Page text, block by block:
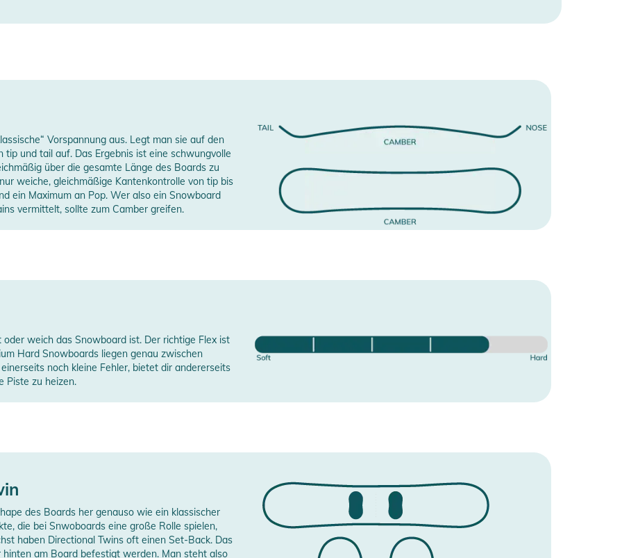
Vorspannung aus. Legt man sie auf den
und tail auf. Das Ergebnis ist eine schwungvolle
über die gesamte Länge des Boards zu
weiche, gleichmäßige Kantenkontrolle von tip bis
ein Maximum an Pop. Wer also ein Snowboard
vermittelt, sollte zum Camber greifen.
weich das Snowboard ist. Der richtige Flex ist
Hard Snowboards liegen genau zwischen
noch kleine Fehler, bietet dir andererseits
Piste zu heizen.
des Boards her genauso wie ein klassischer
die bei Snwoboards eine große Rolle spielen,
haben Directional Twins oft einen Set-Back. Das
am Board befestigt werden. Man steht also